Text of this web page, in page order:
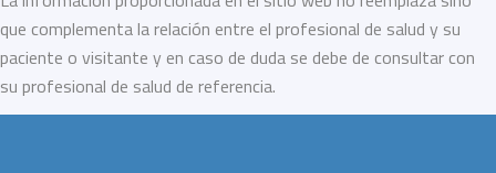
que complementa la relación entre el profesional de salud y su
paciente o visitante y en caso de duda se debe de consultar con
su profesional de salud de referencia.